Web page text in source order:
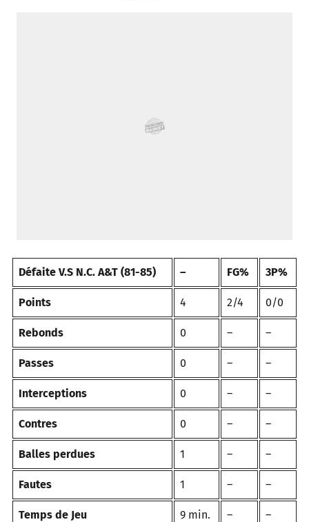
Défaite V.S N.C. A&T (81-85) – FG% 3P%
Points 4 2/4 0/0
Rebonds 0 – –
Passes 0 – –
Interceptions 0 – –
Contres 0 – –
Balles perdues 1 – –
Fautes 1 – –
Temps de Jeu 9 min. – –